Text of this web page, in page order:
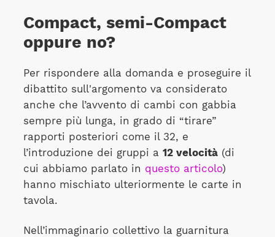
Compact, semi-Compact
oppure no?
Per rispondere alla domanda e proseguire il
dibattito sull'argomento va considerato
anche che l’avvento di cambi con gabbia
sempre più lunga, in grado di “tirare”
rapporti posteriori come il 32, e
l’introduzione dei gruppi a 12 velocità(di
cui abbiamo parlato in questo articolo)
hanno mischiato ulteriormente le carte in
tavola.
Nell’immaginario collettivo la guarnitura